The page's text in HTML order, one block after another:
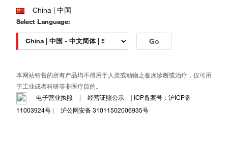
PPD
China | 中国
Select Language:
Go
本网站销售的所有产品均不得用于人类或动物之临床诊断或治疗，仅可用
于工业或者科研等非医疗目的。
电子营业执照
| 经营证照公示 | ICP备案号：沪ICP备
11003924号 | 沪公网安备 31011502006935号